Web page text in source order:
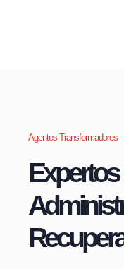
Agentes Transformadores
Expertos